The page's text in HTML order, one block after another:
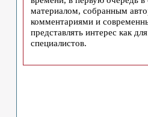
материалом, собранным
комментариями и
представлять интерес как
специалистов.